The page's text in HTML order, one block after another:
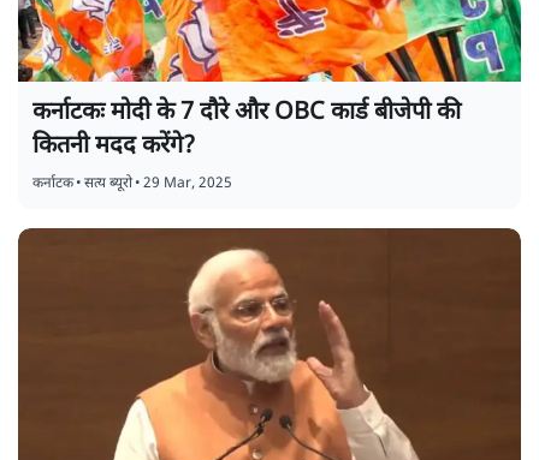
कर्नाटकः मोदी के 7 दौरे और OBC कार्ड बीजेपी की
कितनी मदद करेंगे?
कर्नाटक•सत्य ब्यूरो•29 Mar, 2025